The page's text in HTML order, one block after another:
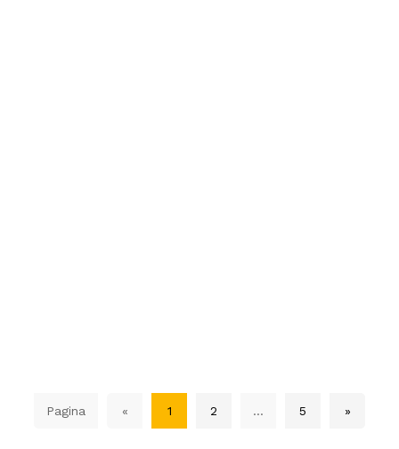
Pagina « 1 2 ... 5 »